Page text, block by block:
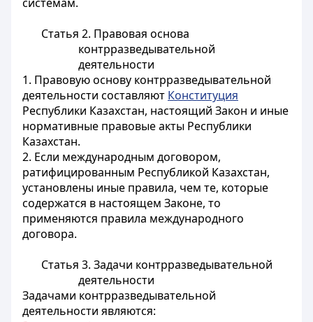
Статья 2. Правовая основа
контрразведывательной
деятельности
1. Правовую основу контрразведывательной
деятельности составляют Конституция
Республики Казахстан, настоящий Закон и иные
нормативные правовые акты Республики
Казахстан.
2. Если международным договором,
ратифицированным Республикой Казахстан,
установлены иные правила, чем те, которые
содержатся в настоящем Законе, то
применяются правила международного
договора.
Статья 3. Задачи контрразведывательной
деятельности
Задачами контрразведывательной
деятельности являются: